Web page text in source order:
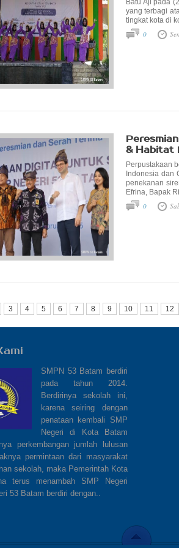
Batu Aji pada
yang terbagi
tingkat kota di
0
& Habitat
Perpustakaan
Indonesia dan
penekanan
Efrina, Bapak
0
3 4 5 6 7 8 9 10 11 12
SMPN 53 Batam berdiri
pada tahun 2014.
Berdirinya sekolah ini,
karena seiring dengan
penataan kembali SMP
Negeri di Kota Batam
perkembangan jumlah lulusan
permintaan dari masyarakat
sekolah, maka Pemerintah Kota
terus menambah SMP Negeri
53 Batam berdiri dengan..